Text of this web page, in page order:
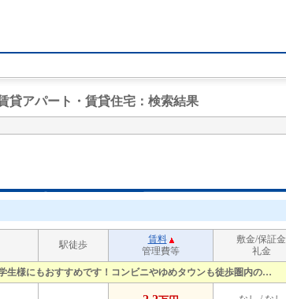
貸アパート・賃貸住宅 ：検索結果
駅徒歩
賃料
管理費等
敷金/保証金
礼金
生様にもおすすめです！コンビニやゆめタウンも徒歩圏内の…